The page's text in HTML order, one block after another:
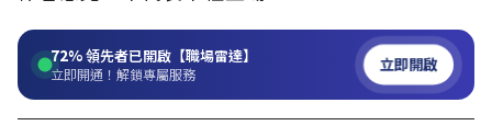
72%領先者已開啟【職場雷達】
立即開通！解鎖專屬服務 立即開啟